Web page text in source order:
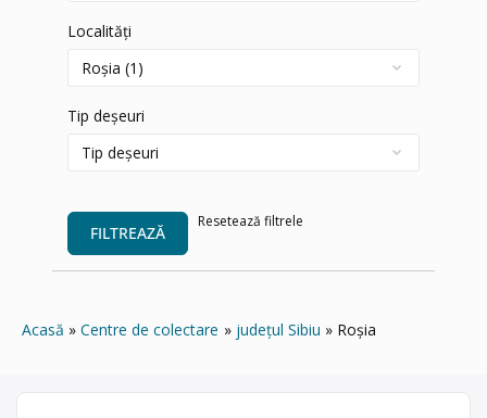
Localități
Tip deșeuri
FILTREAZĂ
Resetează filtrele
Acasă Centre de colectare județul Sibiu Roșia